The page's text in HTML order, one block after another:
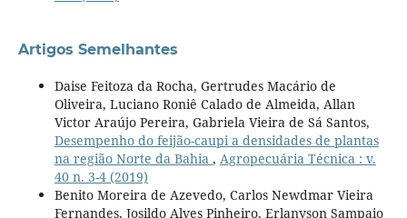
Artigos Semelhantes
Daise Feitoza da Rocha, Gertrudes Macário de
Oliveira, Luciano Roniê Calado de Almeida, Allan
Victor Araújo Pereira, Gabriela Vieira de Sá Santos,
Desempenho do feijão-caupi a densidades de plantas
na região Norte da Bahia , Agropecuária Técnica : v.
40 n. 3-4 (2019)
Benito Moreira de Azevedo, Carlos Newdmar Vieira
Fernandes, Josildo Alves Pinheiro, Erlanyson Sampaio